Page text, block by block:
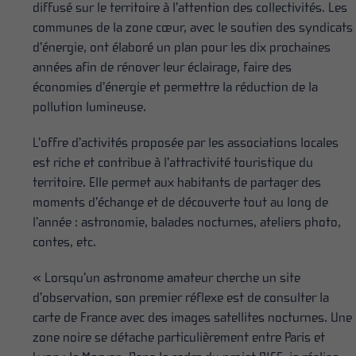
diffusé sur le territoire à l’attention des collectivités. Les
communes de la zone cœur, avec le soutien des syndicats
d’énergie, ont élaboré un plan pour les dix prochaines
années afin de rénover leur éclairage, faire des
économies d’énergie et permettre la réduction de la
pollution lumineuse.
L’offre d’activités proposée par les associations locales
est riche et contribue à l’attractivité touristique du
territoire. Elle permet aux habitants de partager des
moments d’échange et de découverte tout au long de
l’année : astronomie, balades nocturnes, ateliers photo,
contes, etc.
« Lorsqu’un astronome amateur cherche un site
d’observation, son premier réflexe est de consulter la
carte de France avec des images satellites nocturnes. Une
zone noire se détache particulièrement entre Paris et